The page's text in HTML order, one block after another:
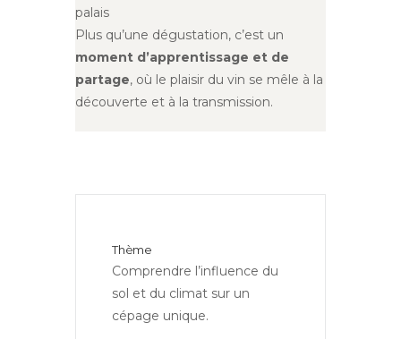
palais
Plus qu’une dégustation, c’est un
moment d’apprentissage et de
partage, où le plaisir du vin se mêle à la
découverte et à la transmission.
Thème
Comprendre l’influence du
sol et du climat sur un
cépage unique.